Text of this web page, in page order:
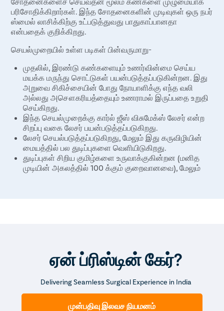
பரிசோதிக்கிறார்கள். இந்த சோதனைகளின் முடிவுகள் ஒரு நபர்
ஸ்மைல் லாசிக்கிற்கு உட்படுத்துவது பாதுகாப்பானதா
என்பதைக் குறிக்கிறது.
செயல்முறையில் உள்ள படிகள் பின்வருமாறு-
முதலில், இரண்டு கண்களையும் உணர்வின்மை செய்ய
மயக்க மருந்து சொட்டுகள் பயன்படுத்தப்படுகின்றன. இது
அறுவை சிகிச்சையின் போது நோயாளிக்கு எந்த வலி
அல்லது அசௌகரியத்தையும் உணராமல் இருப்பதை உறுதி
செய்கிறது.
இந்த செயல்முறைக்கு கார்ல் ஜீஸ் விசுமேக்ஸ் லேசர் என்ற
சிறப்பு வகை லேசர் பயன்படுத்தப்படுகிறது.
லேசர் செயல்படுத்தப்படுகிறது, மேலும் இது கருவிழியின்
மையத்தில் பல துடிப்புகளை வெளியிடுகிறது.
துடிப்புகள் சிறிய குமிழ்களை உருவாக்குகின்றன (மனித
முடியின் அகலத்தில் 100 க்கும் குறைவானவை), மேலும்
முழு செயல்முறையும் இரண்டு கண்களுக்கும் தோராயமாக 15
முதல் 30 நிமிடங்கள் ஆகும். பரிந்துரைக்கப்பட்ட மருந்துகள்
பிறகு சில மணி நேரங்களுக்குள் நோயாளி
வெளியேற்றப்படுகிறார்.
ஏன் ப்ரிஸ்டின் கேர்?
Delivering Seamless Surgical Experience in India
முன்பதிவு இலவச நியமனம்